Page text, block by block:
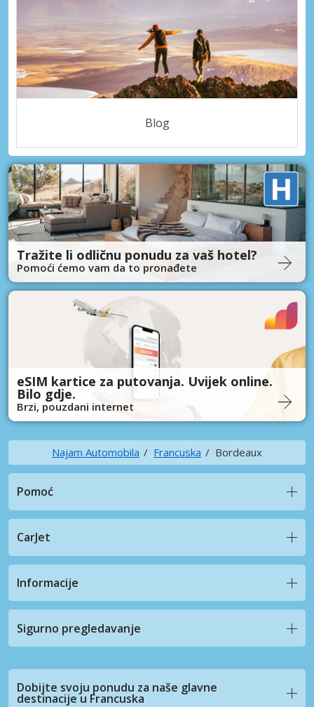
Blog
Tražite li odličnu ponudu za vaš hotel?
Pomoći ćemo vam da to pronađete
eSIM kartice za putovanja. Uvijek online.
Bilo gdje.
Brzi, pouzdani internet
Najam Automobila Francuska Bordeaux
Pomoć
CarJet
Informacije
Sigurno pregledavanje
Dobijte svoju ponudu za naše glavne
destinacije u Francuska